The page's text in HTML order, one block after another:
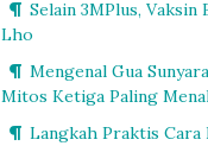
Selain 3MPlus, Vaksin
Lho
Mengenal Gua
Mitos Ketiga Paling
Langkah Praktis Cara